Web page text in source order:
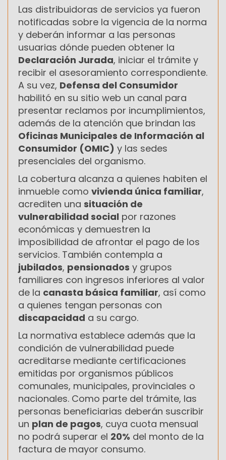
Las distribuidoras de servicios ya fueron
notificadas sobre la vigencia de la norma
y deberán informar a las personas
usuarias dónde pueden obtener la
Declaración Jurada, iniciar el trámite y
recibir el asesoramiento correspondiente.
A su vez, Defensa del Consumidor
habilitó en su sitio web un canal para
presentar reclamos por incumplimientos,
además de la atención que brindan las
Oficinas Municipales de Información al
Consumidor (OMIC) y las sedes
presenciales del organismo.
La cobertura alcanza a quienes habiten el
inmueble como vivienda única familiar,
acrediten una situación de
vulnerabilidad social por razones
económicas y demuestren la
imposibilidad de afrontar el pago de los
servicios. También contempla a
jubilados, pensionados y grupos
familiares con ingresos inferiores al valor
de la canasta básica familiar, así como
a quienes tengan personas con
discapacidad a su cargo.
La normativa establece además que la
condición de vulnerabilidad puede
acreditarse mediante certificaciones
emitidas por organismos públicos
comunales, municipales, provinciales o
nacionales. Como parte del trámite, las
personas beneficiarias deberán suscribir
un plan de pagos, cuya cuota mensual
no podrá superar el 20% del monto de la
factura de mayor consumo.